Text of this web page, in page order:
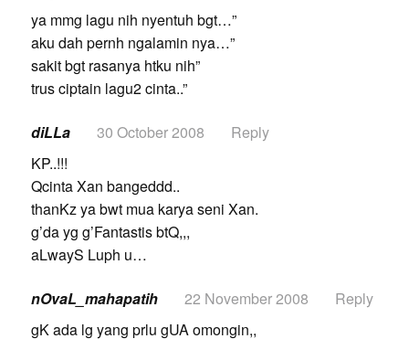
ya mmg lagu nih nyentuh bgt…”
aku dah pernh ngalamin nya…”
sakit bgt rasanya htku nih”
trus ciptain lagu2 cinta..”
diLLa 30 October 2008
Reply
KP..!!!
Qcinta Xan bangeddd..
thanKz ya bwt mua karya seni Xan.
g’da yg g’Fantastis btQ,,,
aLwayS Luph u…
nOvaL_mahapatih 22 November 2008
Reply
gK ada lg yang prlu gUA omongin,,